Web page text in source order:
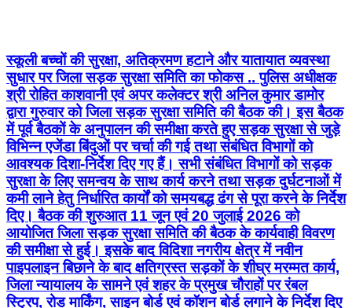
स्कूली बच्चों की सुरक्षा, अतिक्रमण हटाने और यातायात व्यवस्था
सुधार पर जिला सड़क सुरक्षा समिति का फोकस .. पुलिस अधीक्षक
श्री रोहित काशवानी एवं अपर कलेक्टर श्री अनिल कुमार डामोर
द्वारा गुरुवार को जिला सड़क सुरक्षा समिति की बैठक की। इस बैठक
में पूर्व बैठकों के अनुपालन की समीक्षा करते हुए सड़क सुरक्षा से जुड़े
विभिन्न एजेंडा बिंदुओं पर चर्चा की गई तथा संबंधित विभागों को
आवश्यक दिशा-निर्देश दिए गए हैं। सभी संबंधित विभागों को सड़क
सुरक्षा के लिए समन्वय के साथ कार्य करने तथा सड़क दुर्घटनाओं में
कमी लाने हेतु निर्धारित कार्यों को समयबद्ध ढंग से पूरा करने के निर्देश
दिए। बैठक की शुरुआत 11 जून एवं 20 जुलाई 2026 को
आयोजित जिला सड़क सुरक्षा समिति की बैठक के कार्यवाही विवरण
की समीक्षा से हुई। इसके बाद विदिशा नगरीय क्षेत्र में नवीन
पाइपलाइन बिछाने के बाद क्षतिग्रस्त सड़कों के शीघ्र मरम्मत कार्य,
जिला न्यायालय के सामने एवं शहर के प्रमुख चौराहों पर रंबल
स्ट्रिप, रोड मार्किंग, साइन बोर्ड एवं कॉशन बोर्ड लगाने के निर्देश दिए